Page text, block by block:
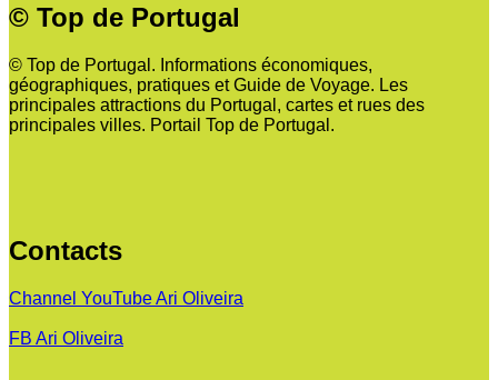
© Top de Portugal
© Top de Portugal. Informations économiques,
géographiques, pratiques et Guide de Voyage. Les
principales attractions du Portugal, cartes et rues des
principales villes. Portail Top de Portugal.
Contacts
Channel YouTube Ari Oliveira
FB Ari Oliveira